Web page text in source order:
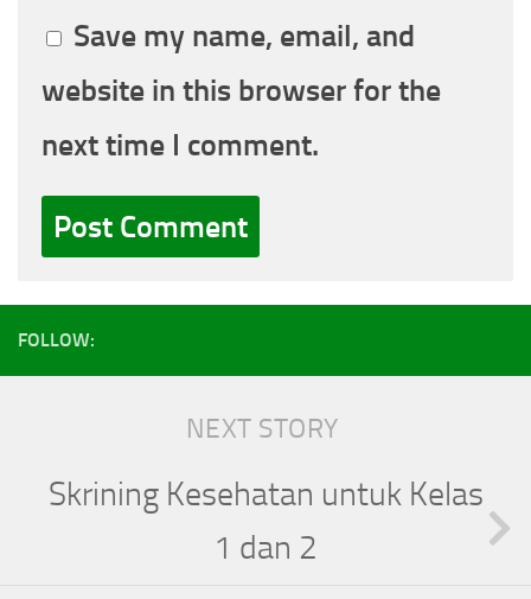
Save my name, email, and
website in this browser for the
next time I comment.
FOLLOW:
NEXT STORY
Skrining Kesehatan untuk Kelas
1 dan 2